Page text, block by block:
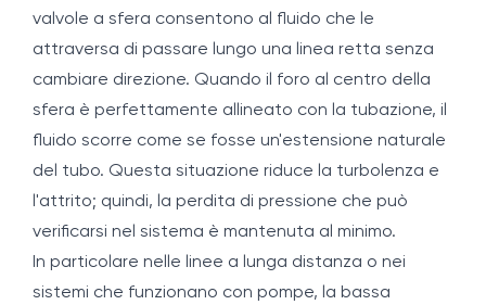
valvole a sfera consentono al fluido che le
attraversa di passare lungo una linea retta senza
cambiare direzione. Quando il foro al centro della
sfera è perfettamente allineato con la tubazione, il
fluido scorre come se fosse un'estensione naturale
del tubo. Questa situazione riduce la turbolenza e
l'attrito; quindi, la perdita di pressione che può
verificarsi nel sistema è mantenuta al minimo.
In particolare nelle linee a lunga distanza o nei
sistemi che funzionano con pompe, la bassa